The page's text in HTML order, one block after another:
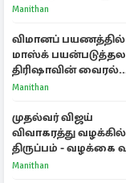
Manithan
விமானப்
மாஸ்க்
திரிஷாவின் வைரல்
செல்ஃபிக்கு
Manithan
முதல்வர் விஜய்
விவாகரத்து வழக்கில்
திருப்பம் - வழக்கை
பெற்ற சங்கீதா!
Manithan